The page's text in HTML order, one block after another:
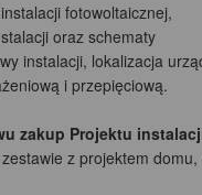
fotowoltaicznej,
oraz schematy
instalacji, lokalizacja
i przepięciową.
zakup Projektu
z projektem